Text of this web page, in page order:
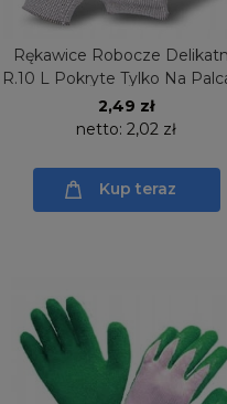
Rękawice Robocze
R.10 L Pokryte Tylko Na
r.471
2,49 zł
netto: 2,02 zł
Kup teraz